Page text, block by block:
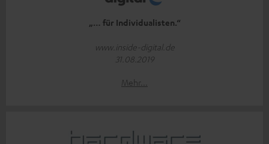
„… für Individualisten.“
www.inside-digital.de
31.08.2019
Mehr...